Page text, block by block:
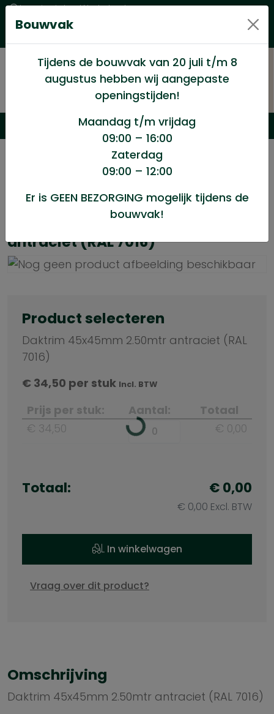
Levering in heel Nederland
Goede kwaliteitsproducten met een eerlijke prijs
Dakartikelen /
Daktrim 45x45mm 2.50mtr antraciet (RAL 7016)
Daktrim 45x45mm 2.50mtr
antraciet (RAL 7016)
Product selecteren
Daktrim 45x45mm 2.50mtr antraciet (RAL
7016)
€ 34,50 per stuk Incl. BTW
Prijs per stuk: Aantal:
Totaal
€ 34,50
€ 0,00
Totaal: € 0,00
€ 0,00 Excl. BTW
In winkelwagen
Vraag over dit product?
Omschrijving
Daktrim 45x45mm 2.50mtr antraciet (RAL 7016)
Bouwvak
Tijdens de bouwvak van 20 juli t/m 8
augustus hebben wij aangepaste
openingstijden!
Maandag t/m vrijdag
09:00 – 16:00
Zaterdag
09:00 – 12:00
Er is GEEN BEZORGING mogelijk tijdens de
bouwvak!